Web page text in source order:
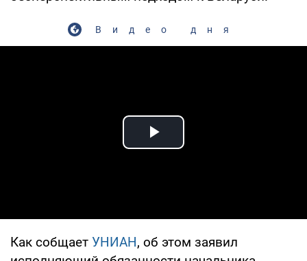
Видео дня
Play Video
Как собщает УНИАН, об этом заявил